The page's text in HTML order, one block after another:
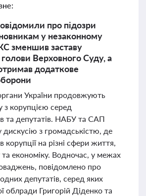
про підозри
у незаконному
зменшив заставу
Верховного Суду, а
додаткове
України продовжують
з корупцією серед
та депутатів. НАБУ та САП
дискусію з громадськістю, де
на різні сфери життя,
економіку. Водночас, у межах
повідомлено про
депутатів, серед яких
облради Григорій Діденко та